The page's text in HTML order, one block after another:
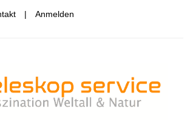
Anmelden